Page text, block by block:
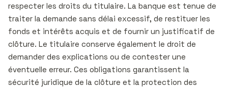
respecter les droits du titulaire. La banque est tenue de
traiter la demande sans délai excessif, de restituer les
fonds et intérêts acquis et de fournir un justificatif de
clôture. Le titulaire conserve également le droit de
demander des explications ou de contester une
éventuelle erreur. Ces obligations garantissent la
sécurité juridique de la clôture et la protection des